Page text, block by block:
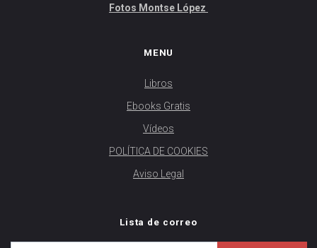
Fotos Montse López
MENU
Libros
Ebooks Gratis
Vídeos
POLÍTICA DE COOKIES
Aviso Legal
Lista de correo